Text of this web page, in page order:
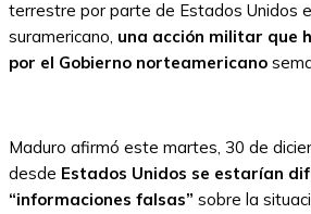
terrestre por parte de Estados Unidos
suramericano, una acción militar que
por el Gobierno norteamericano
Maduro afirmó este martes, 30 de
desde Estados Unidos se estarían
“informaciones falsas” sobre la